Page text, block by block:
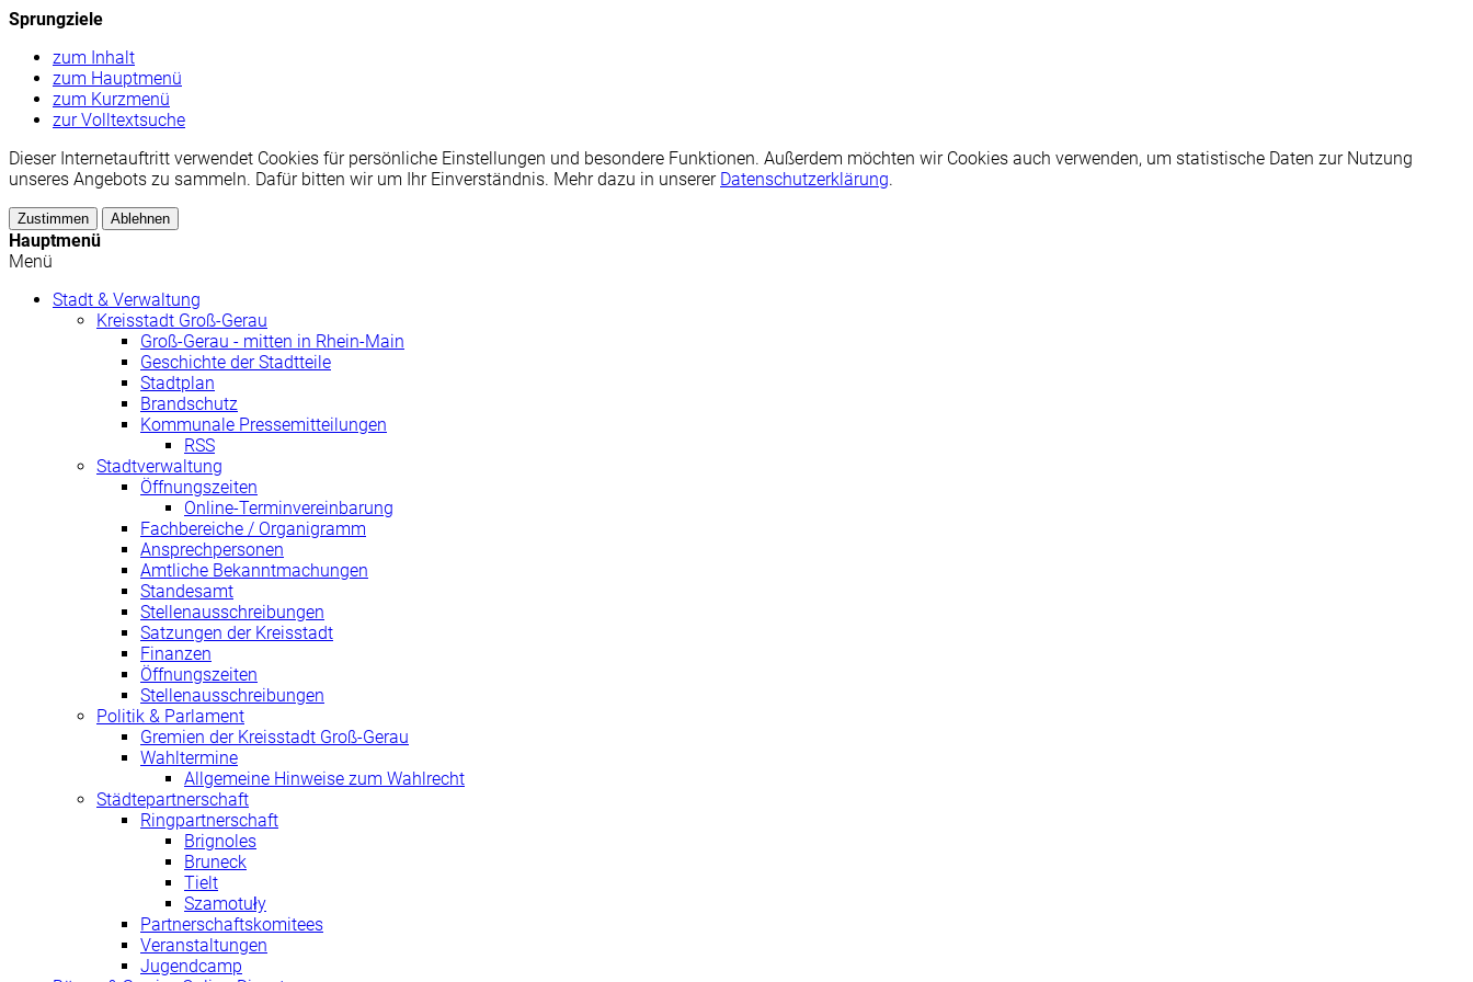
Sprungziele
zum Inhalt
zum Hauptmenü
zum Kurzmenü
zur Volltextsuche
Dieser Internetauftritt verwendet Cookies für persönliche Einstellungen und besondere Funktionen. Außerdem möchten wir Cookies auch verwenden, um statistische Daten zur Nutzung
unseres Angebots zu sammeln. Dafür bitten wir um Ihr Einverständnis. Mehr dazu in unserer Datenschutzerklärung.
Zustimmen Ablehnen
Hauptmenü
Menü
Stadt & Verwaltung
Kreisstadt Groß-Gerau
Groß-Gerau - mitten in Rhein-Main
Geschichte der Stadtteile
Stadtplan
Brandschutz
Kommunale Pressemitteilungen
RSS
Stadtverwaltung
Öffnungszeiten
Online-Terminvereinbarung
Fachbereiche / Organigramm
Ansprechpersonen
Amtliche Bekanntmachungen
Standesamt
Stellenausschreibungen
Satzungen der Kreisstadt
Finanzen
Öffnungszeiten
Stellenausschreibungen
Politik & Parlament
Gremien der Kreisstadt Groß-Gerau
Wahltermine
Allgemeine Hinweise zum Wahlrecht
Städtepartnerschaft
Ringpartnerschaft
Brignoles
Bruneck
Tielt
Szamotuły
Partnerschaftskomitees
Veranstaltungen
Jugendcamp